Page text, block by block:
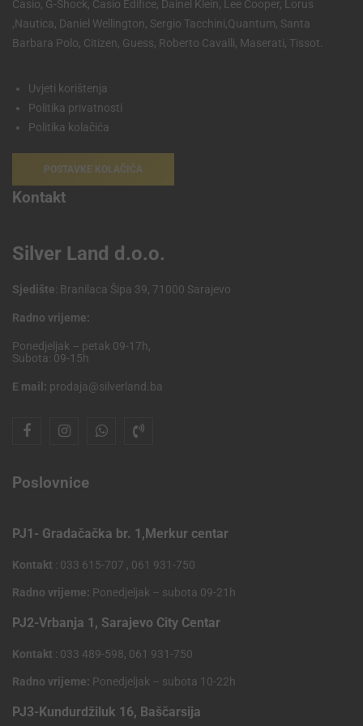
Casio, G-Shock, Casio Edifice, Dainel Klein, Lee Cooper, Lorus
,Nautica, Daniel Wellington, Sergio Tacchini,Quantum, Santa
Barbara Polo, Citizen, Guess, Roberto Cavalli, Maserati, Tissot.
Uvjeti korištenja
Politika privatnosti
Politika kolačića
POSTAVKE KOLAČIĆA
Kontakt
Silver Land d.o.o.
Sjedište: Branilaca Šipa 39, 71000 Sarajevo
Radno vrijeme:
Ponedjeljak – petak 09-17h,
Subota: 09-15h
E mail: prodaja@silverland.ba
Poslovnice
PJ1- Gradačačka br. 1,Merkur centar
Kontakt : 033 615-707 , 061 931-750
Radno vrijeme: Ponedjeljak – subota 09-21h
PJ2-Vrbanja 1, Sarajevo City Centar
Kontakt : 033 489-598, 061 931-750
Radno vrijeme: Ponedjeljak – subota 10-22h
PJ3-Kundurdžiluk 16, Baščarsija